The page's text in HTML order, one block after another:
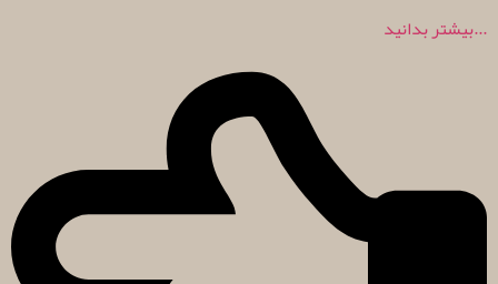
...بیشتر بدانید